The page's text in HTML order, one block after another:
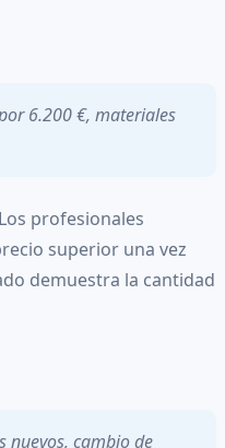
6.200 €, materiales
profesionales
superior una vez
demuestra la cantidad
nuevos, cambio de